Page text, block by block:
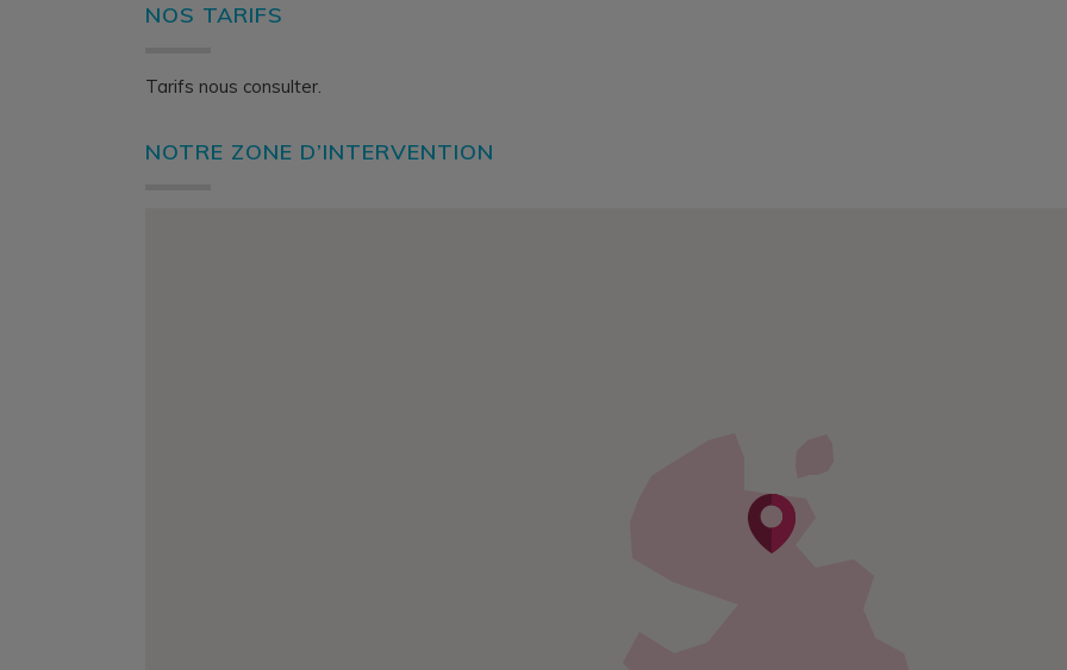
NOS TARIFS
Tarifs nous consulter.
NOTRE ZONE D’INTERVENTION